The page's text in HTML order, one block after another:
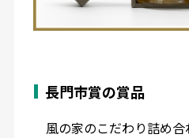
長門市賞の賞品
風の家のこだわり詰め